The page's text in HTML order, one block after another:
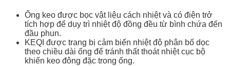
Ống keo được bọc vật liệu cách nhiệt và có điện trở
tích hợp để duy trì nhiệt độ đồng đều từ bình chứa đến
đầu phun.
KEQI được trang bị cảm biến nhiệt độ phân bố dọc
theo chiều dài ống để tránh thất thoát nhiệt cục bộ
khiến keo đông đặc trong ống.